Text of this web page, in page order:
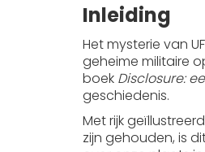
Inleiding
Het mysterie van
geheime militaire
boek Disclosure:
geschiedenis.
Met rijk
zijn gehouden, is